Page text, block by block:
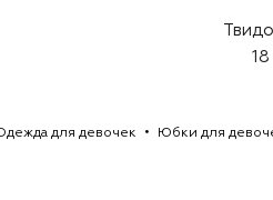
для девочек Юбки для